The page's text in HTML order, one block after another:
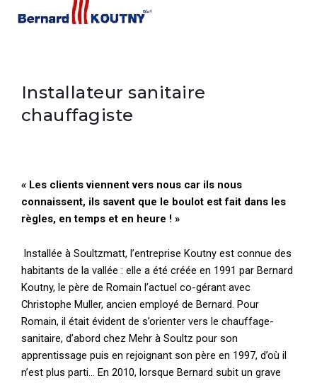
Installateur sanitaire
chauffagiste
« Les clients viennent vers nous car ils nous
connaissent, ils savent que le boulot est fait dans les
règles, en temps et en heure ! »
Installée à Soultzmatt, l’entreprise Koutny est connue des
habitants de la vallée : elle a été créée en 1991 par Bernard
Koutny, le père de Romain l’actuel co-gérant avec
Christophe Muller, ancien employé de Bernard. Pour
Romain, il était évident de s’orienter vers le chauffage-
sanitaire, d’abord chez Mehr à Soultz pour son
apprentissage puis en rejoignant son père en 1997, d’où il
n’est plus parti… En 2010, lorsque Bernard subit un grave